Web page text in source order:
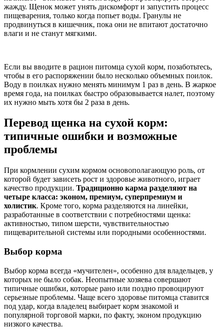
жажду. Щенок может унять дискомфорт и запустить процесс
пищеварения, только когда попьет воды. Гранулы не
продвинуться в кишечник, пока они не впитают достаточно
влаги и не станут мягкими.
Если вы вводите в рацион питомца сухой корм, позаботьтесь,
чтобы в его распоряжении было несколько объемных поилок.
Воду в поилках нужно менять минимум 1 раз в день. В жаркое
время года, на поилках быстро образовывается налет, поэтому
их нужно мыть хотя бы 2 раза в день.
Перевод щенка на сухой корм:
типичные ошибки и возможные
проблемы
При кормлении сухим кормом основополагающую роль, от
которой будет зависеть рост и здоровье животного, играет
качество продукции. Традиционно карма разделяют на
четыре класса: эконом, премиум, суперпремиум и
холистик. Кроме того, корма разделяются на линейки,
разработанные в соответствии с потребностями щенка:
активностью, типом шерсти, чувствительностью
пищеварительной системы или породными особенностями.
Выбор корма
Выбор корма всегда «мучителен», особенно для владельцев, у
которых не было собак. Неопытные хозяева совершают
типичные ошибки, которые рано или поздно провоцируют
серьезные проблемы. Чаще всего здоровье питомца ставится
под удар, когда владелец выбирает корм знакомой и
популярной торговой марки, по факту, эконом продукцию
низкого качества.